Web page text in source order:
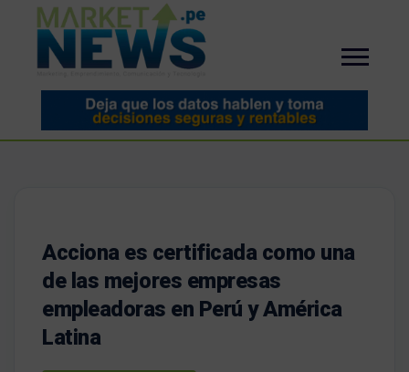
Acciona es certificada como una
de las mejores empresas
empleadoras en Perú y América
Latina